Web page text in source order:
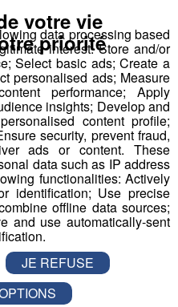
du monde industriel
et ambassadeurs de la
rendant ludiqueavec le
d’un robot par des
plusieurs mois à leur
apprenante de robots le
d’orgue, avec leur robot
data processing based
interest: Store and/or
Select basic ads; Create a
personalised ads; Measure
performance; Apply
insights; Develop and
content profile;
security, prevent fraud,
ads or content. These
data such as IP address
functionalities: Actively
identification; Use precise
offline data sources;
and use automatically-sent
votre vie
priorité
JE REFUSE